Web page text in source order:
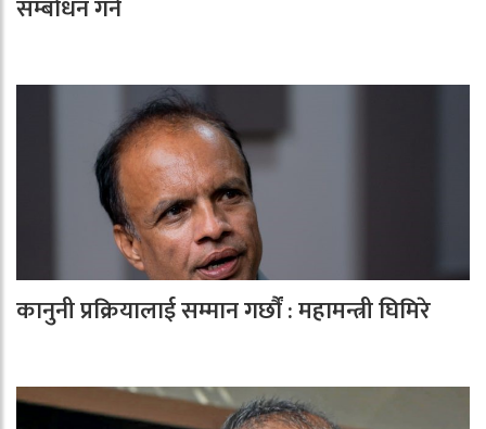
सम्बोधन गर्ने
कानुनी प्रक्रियालाई सम्मान गर्छौं : महामन्त्री घिमिरे